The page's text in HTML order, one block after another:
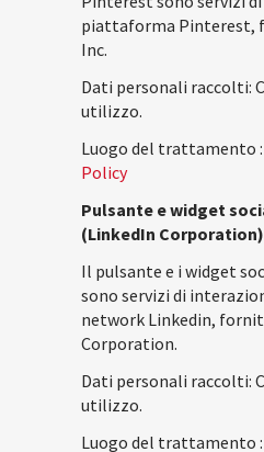
piattaforma Pinterest,
Inc.
Dati personali raccolti:
utilizzo.
Luogo del trattamento :
Policy
Pulsante e widget
(LinkedIn Corporation)
Il pulsante e i widget
sono servizi di
network Linkedin,
Corporation.
Dati personali raccolti:
utilizzo.
Luogo del trattamento :